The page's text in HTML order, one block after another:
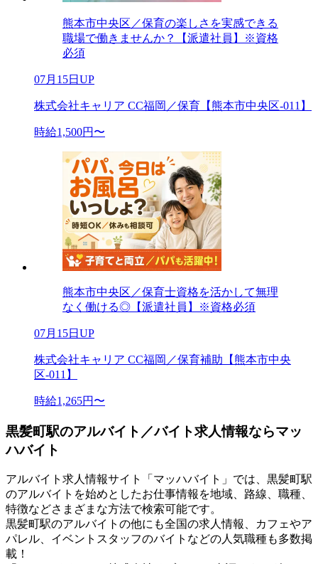
熊本市中央区／保育の楽しさを実感できる
職場で働きませんか？【派遣社員】※資格
必須
07月15日UP
株式会社キャリア CC福岡／保育【熊本市中央区-011】
時給1,500円〜
熊本市中央区／保育士資格を活かして無理
なく働ける◎【派遣社員】※資格必須
07月15日UP
株式会社キャリア CC福岡／保育補助【熊本市中央
区-011】
時給1,265円〜
黒髪町駅のアルバイト／バイト求人情報ならマッ
ハバイト
アルバイト求人情報サイト「マッハバイト」では、黒髪町駅
のアルバイトを始めとしたお仕事情報を地域、路線、職種、
特徴などさまざまな方法で検索可能です。
黒髪町駅のアルバイトの他にも全国の求人情報、カフェやア
パレル、イベントスタッフのバイトなどの人気職種も多数掲
載！